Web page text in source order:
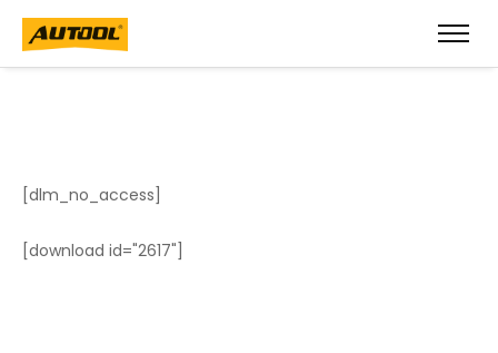
[dlm_no_access]
[download id="2617"]